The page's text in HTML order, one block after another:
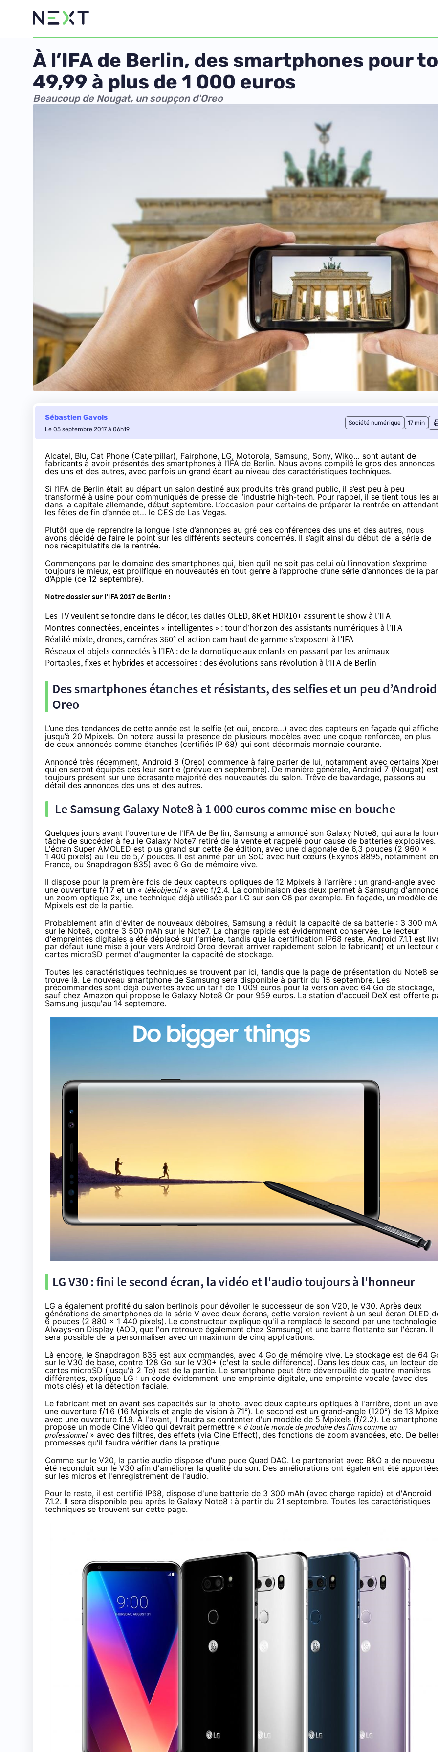
À l’IFA de Berlin, des smartphones pour
49,99 à plus de 1 000 euros
Beaucoup de Nougat, un soupçon d'Oreo
Sébastien Gavois
Le 05 septembre 2017 à 06h19
Société numérique 17 min
Alcatel, Blu, Cat Phone (Caterpillar), Fairphone, LG, Motorola, Samsung, Sony, Wiko… sont autant de
fabricants à avoir présentés des smartphones à l’IFA de Berlin. Nous avons compilé le gros des annonces
des uns et des autres, avec parfois un grand écart au niveau des caractéristiques techniques.
Si l’IFA de Berlin était au départ un salon destiné aux produits très grand public, il s’est peu à peu
transformé à usine pour communiqués de presse de l’industrie high-tech. Pour rappel, il se tient tous les
dans la capitale allemande, début septembre. L’occasion pour certains de préparer la rentrée en attendant
les fêtes de fin d’année et… le CES de Las Vegas.
Plutôt que de reprendre la longue liste d’annonces au gré des conférences des uns et des autres, nous
avons décidé de faire le point sur les différents secteurs concernés. Il s’agit ainsi du début de la série de
nos récapitulatifs de la rentrée.
Commençons par le domaine des smartphones qui, bien qu’il ne soit pas celui où l’innovation s’exprime
toujours le mieux, est prolifique en nouveautés en tout genre à l’approche d’une série d’annonces de la
d’Apple (ce 12 septembre).
Notre dossier sur l’IFA2017 de Berlin :
Les TV veulent se fondre dans le décor, les dalles OLED, 8K et HDR10+ assurent le show à l’IFA
Montres connectées, enceintes « intelligentes » : tour d’horizon des assistants numériques à l’IFA
Réalité mixte, drones, caméras 360° et action cam haut de gamme s’exposent à l’IFA
Réseaux et objets connectés à l’IFA : de la domotique aux enfants en passant par les animaux
Portables, fixes et hybrides et accessoires : des évolutions sans révolution à l’IFA de Berlin
Des smartphones étanches et résistants, des selfies et un peu d’Android
Oreo
L’une des tendances de cette année est le selfie (et oui, encore…) avec des capteurs en façade qui
jusqu’à 20 Mpixels. On notera aussi la présence de plusieurs modèles avec une coque renforcée, en plus
de ceux annoncés comme étanches (certifiés IP 68) qui sont désormais monnaie courante.
Annoncé très récemment, Android 8 (Oreo) commence à faire parler de lui, notamment avec certains
qui en seront équipés dès leur sortie (prévue en septembre). De manière générale, Android 7 (Nougat) est
toujours présent sur une écrasante majorité des nouveautés du salon. Trêve de bavardage, passons au
détail des annonces des uns et des autres.
Le Samsung Galaxy Note8 à 1 000 euros comme mise en bouche
Quelques jours avant l'ouverture de l'IFA de Berlin, Samsung a annoncé son Galaxy Note8, qui aura la
tâche de succéder à feu le Galaxy Note7 retiré de la vente et rappelé pour cause de batteries explosives.
L'écran Super AMOLED est plus grand sur cette 8e édition, avec une diagonale de 6,3 pouces (2 960 x
1 400 pixels) au lieu de 5,7 pouces. Il est animé par un SoC avec huit cœurs (Exynos 8895, notamment en
France, ou Snapdragon 835) avec 6 Go de mémoire vive.
Il dispose pour la première fois de deux capteurs optiques de 12 Mpixels à l'arrière : un grand-angle avec
une ouverture f/1.7 et un « téléobjectif» avec f/2.4. La combinaison des deux permet à Samsung
un zoom optique 2x, une technique déjà utilisée par LG sur son G6 par exemple. En façade, un modèle
Mpixels est de la partie.
Probablement afin d'éviter de nouveaux déboires, Samsung a réduit la capacité de sa batterie : 3 300
sur le Note8, contre 3 500 mAh sur le Note7. La charge rapide est évidemment conservée. Le lecteur
d'empreintes digitales a été déplacé sur l'arrière, tandis que la certification IP68 reste. Android 7.1.1 est
par défaut (une mise à jour vers Android Oreo devrait arriver rapidement selon le fabricant) et un lecteur
cartes microSD permet d'augmenter la capacité de stockage.
Toutes les caractéristiques techniques se trouvent par ici, tandis que la page de présentation du Note8 se
trouve là. Le nouveau smartphone de Samsung sera disponible à partir du 15 septembre. Les
précommandes sont déjà ouvertes avec un tarif de 1 009 euros pour la version avec 64 Go de stockage,
sauf chez Amazon qui propose le Galaxy Note8 Or pour 959 euros. La station d'accueil DeX est offerte
Samsung jusqu'au 14 septembre.
LG V30 : fini le second écran, la vidéo et l'audio toujours à l'honneur
LG a également profité du salon berlinois pour dévoiler le successeur de son V20, le V30. Après deux
générations de smartphones de la série V avec deux écrans, cette version revient à un seul écran OLED
6 pouces (2 880 x 1 440 pixels). Le constructeur explique qu'il a remplacé le second par une technologie
Always-on Display (AOD, que l'on retrouve également chez Samsung) et une barre flottante sur l'écran. Il
sera possible de la personnaliser avec un maximum de cinq applications.
Là encore, le Snapdragon 835 est aux commandes, avec 4 Go de mémoire vive. Le stockage est de 64
sur le V30 de base, contre 128 Go sur le V30+ (c'est la seule différence). Dans les deux cas, un lecteur de
cartes microSD (jusqu'à 2 To) est de la partie. Le smartphone peut être déverrouillé de quatre manières
différentes, explique LG : un code évidemment, une empreinte digitale, une empreinte vocale (avec des
mots clés) et la détection faciale.
Le fabricant met en avant ses capacités sur la photo, avec deux capteurs optiques à l'arrière, dont un
une ouverture f/1.6 (16 Mpixels et angle de vision à 71°). Le second est un grand-angle (120°) de 13
avec une ouverture f.1.9. À l'avant, il faudra se contenter d'un modèle de 5 Mpixels (f/2.2). Le smartphone
propose un mode Cine Video qui devrait permettre « à tout le monde de produire des films comme un
professionnel » avec des filtres, des effets (via Cine Effect), des fonctions de zoom avancées, etc. De
promesses qu'il faudra vérifier dans la pratique.
Comme sur le V20, la partie audio dispose d'une puce Quad DAC. Le partenariat avec B&O a de nouveau
été reconduit sur le V30 afin d'améliorer la qualité du son. Des améliorations ont également été
sur les micros et l'enregistrement de l'audio.
Pour le reste, il est certifié IP68, dispose d'une batterie de 3 300 mAh (avec charge rapide) et d'Android
7.1.2. Il sera disponible peu après le Galaxy Note8 : à partir du 21 septembre. Toutes les caractéristiques
techniques se trouvent sur cette page.